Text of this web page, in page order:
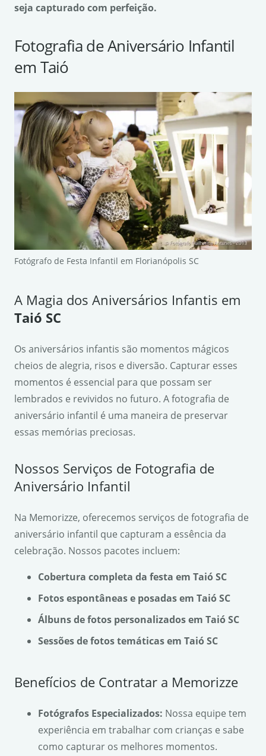
seja capturado com perfeição.
Fotografia de Aniversário Infantil
em Taió
Fotógrafo de Festa Infantil em Florianópolis SC
A Magia dos Aniversários Infantis em
Taió SC
Os aniversários infantis são momentos mágicos
cheios de alegria, risos e diversão. Capturar esses
momentos é essencial para que possam ser
lembrados e revividos no futuro. A fotografia de
aniversário infantil é uma maneira de preservar
essas memórias preciosas.
Nossos Serviços de Fotografia de
Aniversário Infantil
Na Memorizze, oferecemos serviços de fotografia de
aniversário infantil que capturam a essência da
celebração. Nossos pacotes incluem:
Cobertura completa da festa em Taió SC
Fotos espontâneas e posadas em Taió SC
Álbuns de fotos personalizados em Taió SC
Sessões de fotos temáticas em Taió SC
Benefícios de Contratar a Memorizze
Fotógrafos Especializados: Nossa equipe tem
experiência em trabalhar com crianças e sabe
como capturar os melhores momentos.